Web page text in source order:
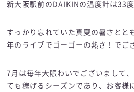
新大阪駅前のDAIKINの温度計は33
すっかり忘れていた真夏の暑さとと
年のライブでゴーゴーの熱さ！でご
7月は毎年大賑わいでございまして
ても稼げるシーズンであり、お客様